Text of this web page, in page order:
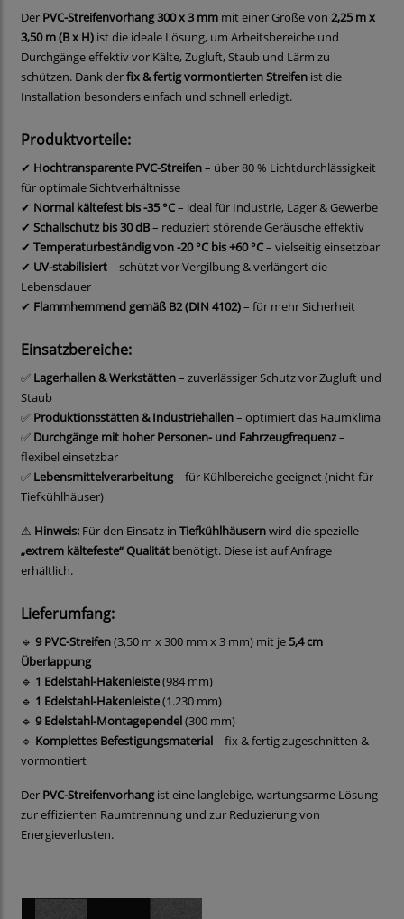
Der PVC-Streifenvorhang 300 x 3 mm mit einer Größe von 2,25 m x
3,50 m (B x H) ist die ideale Lösung, um Arbeitsbereiche und
Durchgänge effektiv vor Kälte, Zugluft, Staub und Lärm zu
schützen. Dank derfix & fertig vormontierten Streifen ist die
Installation besonders einfach und schnell erledigt.
Produktvorteile:
✔ Hochtransparente PVC-Streifen– über 80 % Lichtdurchlässigkeit
für optimale Sichtverhältnisse
✔ Normal kältefest bis -35 °C– ideal für Industrie, Lager & Gewerbe
✔ Schallschutz bis 30 dB– reduziert störende Geräusche effektiv
✔ Temperaturbeständig von -20 °C bis +60 °C– vielseitig einsetzbar
✔ UV-stabilisiert– schützt vor Vergilbung & verlängert die
Lebensdauer
✔ Flammhemmend gemäß B2 (DIN 4102)– für mehr Sicherheit
Einsatzbereiche:
✅ Lagerhallen & Werkstätten– zuverlässiger Schutz vor Zugluft und
Staub
✅ Produktionsstätten & Industriehallen– optimiert das Raumklima
✅ Durchgänge mit hoher Personen- und Fahrzeugfrequenz–
flexibel einsetzbar
✅ Lebensmittelverarbeitung– für Kühlbereiche geeignet (nicht für
Tiefkühlhäuser)
⚠ Hinweis: Für den Einsatz in Tiefkühlhäusernwird die spezielle
„extrem kältefeste“ Qualität benötigt. Diese ist auf Anfrage
erhältlich.
Lieferumfang:
🔹 9 PVC-Streifen(3,50 m x 300 mm x 3 mm) mit je 5,4 cm
Überlappung
🔹 1 Edelstahl-Hakenleiste(984 mm)
🔹 1 Edelstahl-Hakenleiste(1.230 mm)
🔹 9 Edelstahl-Montagependel(300 mm)
🔹 Komplettes Befestigungsmaterial– fix & fertig zugeschnitten &
vormontiert
Der PVC-Streifenvorhangist eine langlebige, wartungsarme Lösung
zur effizienten Raumtrennung und zur Reduzierung von
Energieverlusten.